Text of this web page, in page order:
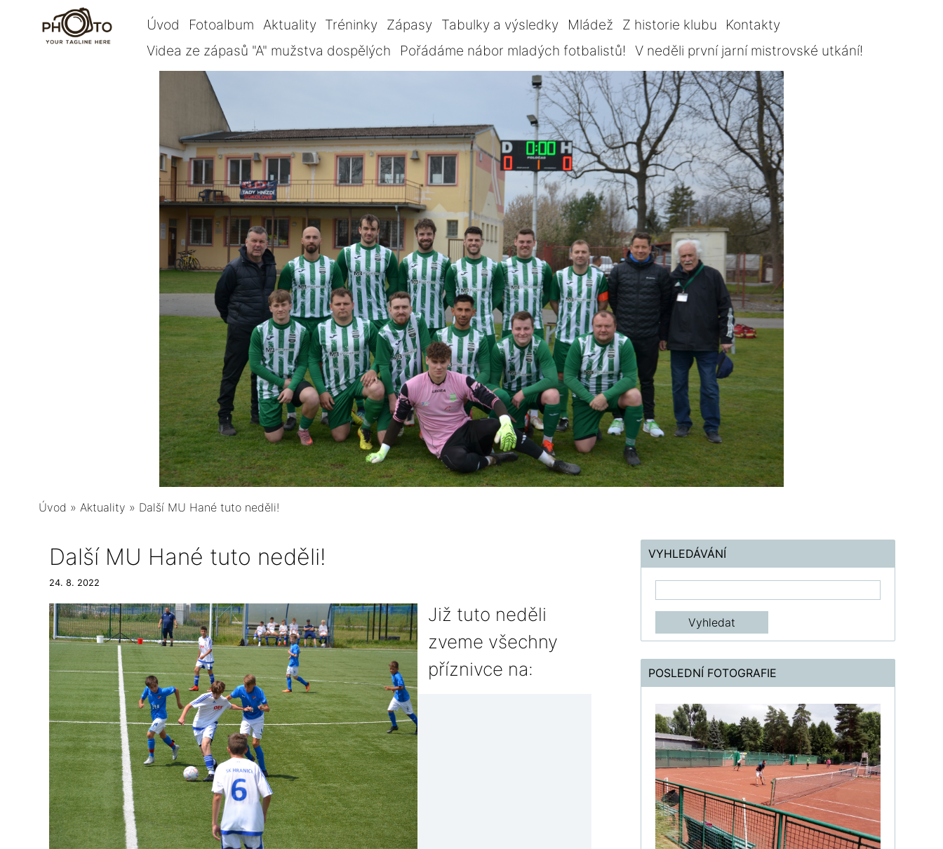
Úvod Fotoalbum Aktuality Tréninky Zápasy Tabulky a výsledky Mládež Z historie klubu
Kontakty
Videa ze zápasů "A" mužstva dospělých
Pořádáme nábor mladých fotbalistů! V neděli první jarní mistrovské utkání!
Úvod » Aktuality » Další MU Hané tuto neděli!
Další MU Hané tuto neděli!
24. 8. 2022
Již tuto neděli
zveme všechny
příznivce na:
VYHLEDÁVÁNÍ
POSLEDNÍ FOTOGRAFIE